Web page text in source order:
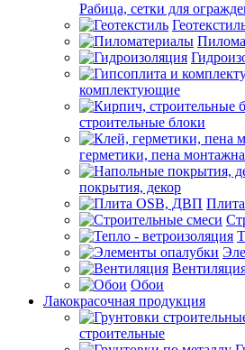
Рабица, сетки для
комплектующие
строительные блоки
герметики, пена
покрытия, декор
Обои
Лакокрасочная продукция
строительные